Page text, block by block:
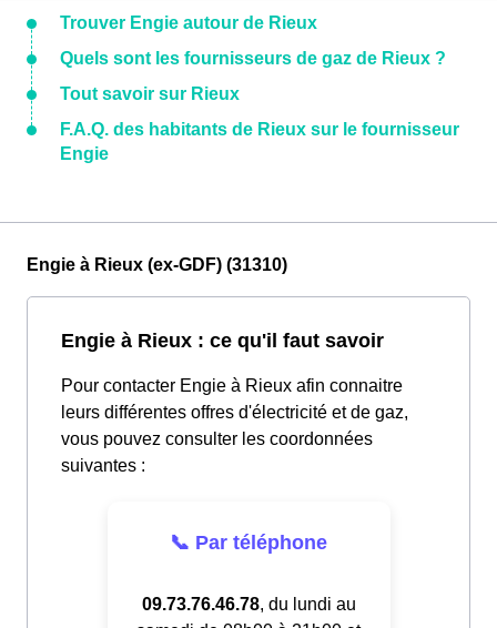
Trouver Engie autour de Rieux
Quels sont les fournisseurs de gaz de Rieux ?
Tout savoir sur Rieux
F.A.Q. des habitants de Rieux sur le fournisseur
Engie
Engie à Rieux (ex-GDF) (31310)
Engie à Rieux : ce qu'il faut savoir
Pour contacter Engie à Rieux afin connaitre
leurs différentes offres d'électricité et de gaz,
vous pouvez consulter les coordonnées
suivantes :
📞 Par téléphone
09.73.76.46.78, du lundi au